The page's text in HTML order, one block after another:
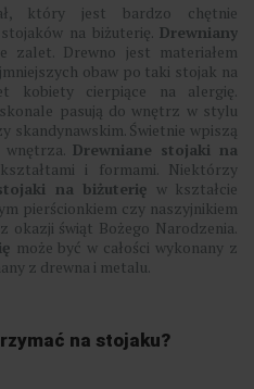
który jest bardzo chętnie
na biżuterię. Drewniany
zalet. Drewno jest materiałem
obaw po taki stojak na
kobiety cierpiące na alergię.
pasują do wnętrz w stylu
skandynawskim. Świetnie wpiszą
Drewniane stojaki na
i formami. Niektórzy
na biżuterię w kształcie
pierścionkiem czy naszyjnikiem
okazji świąt Bożego Narodzenia.
może być w całości wykonany z
z drewna i metalu.
na stojaku?